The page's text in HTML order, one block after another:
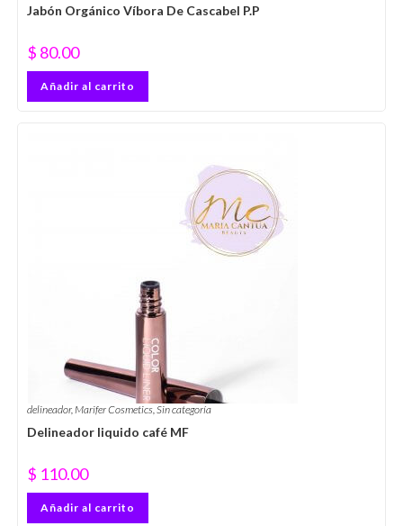
Jabón Orgánico Víbora De Cascabel P.P
$ 80.00
Añadir al carrito
delineador,Marifer Cosmetics,Sin categoría
Delineador liquido café MF
$ 110.00
Añadir al carrito